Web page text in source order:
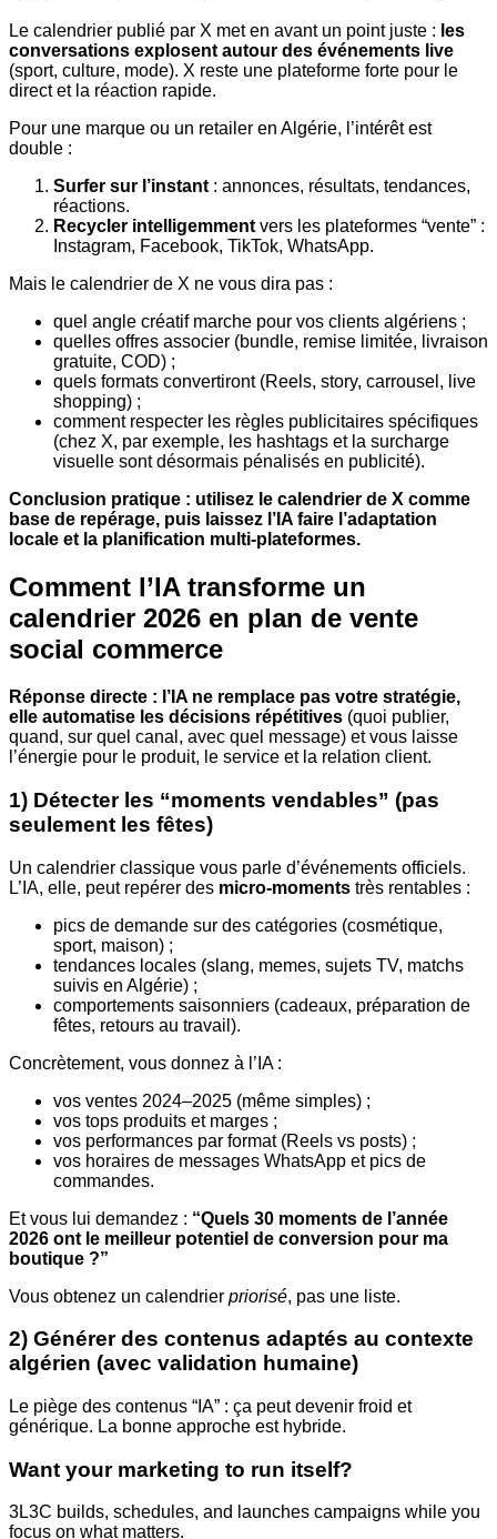
Le calendrier publié par X met en avant un point juste : les
conversations explosent autour des événements live
(sport, culture, mode). X reste une plateforme forte pour le
direct et la réaction rapide.
Pour une marque ou un retailer en Algérie, l’intérêt est
double :
Surfer sur l’instant : annonces, résultats, tendances,
réactions.
Recycler intelligemment vers les plateformes “vente” :
Instagram, Facebook, TikTok, WhatsApp.
Mais le calendrier de X ne vous dira pas :
quel angle créatif marche pour vos clients algériens ;
quelles offres associer (bundle, remise limitée, livraison
gratuite, COD) ;
quels formats convertiront (Reels, story, carrousel, live
shopping) ;
comment respecter les règles publicitaires spécifiques
(chez X, par exemple, les hashtags et la surcharge
visuelle sont désormais pénalisés en publicité).
Conclusion pratique : utilisez le calendrier de X comme
base de repérage, puis laissez l’IA faire l’adaptation
locale et la planification multi-plateformes.
Comment l’IA transforme un
calendrier 2026 en plan de vente
social commerce
Réponse directe : l’IA ne remplace pas votre stratégie,
elle automatise les décisions répétitives (quoi publier,
quand, sur quel canal, avec quel message) et vous laisse
l’énergie pour le produit, le service et la relation client.
1) Détecter les “moments vendables” (pas
seulement les fêtes)
Un calendrier classique vous parle d’événements officiels.
L’IA, elle, peut repérer des micro-moments très rentables :
pics de demande sur des catégories (cosmétique,
sport, maison) ;
tendances locales (slang, memes, sujets TV, matchs
suivis en Algérie) ;
comportements saisonniers (cadeaux, préparation de
fêtes, retours au travail).
Concrètement, vous donnez à l’IA :
vos ventes 2024–2025 (même simples) ;
vos tops produits et marges ;
vos performances par format (Reels vs posts) ;
vos horaires de messages WhatsApp et pics de
commandes.
Et vous lui demandez : “Quels 30 moments de l’année
2026 ont le meilleur potentiel de conversion pour ma
boutique ?”
Vous obtenez un calendrier priorisé, pas une liste.
2) Générer des contenus adaptés au contexte
algérien (avec validation humaine)
Le piège des contenus “IA” : ça peut devenir froid et
générique. La bonne approche est hybride.
Want your marketing to run itself?
3L3C builds, schedules, and launches campaigns while you
focus on what matters.